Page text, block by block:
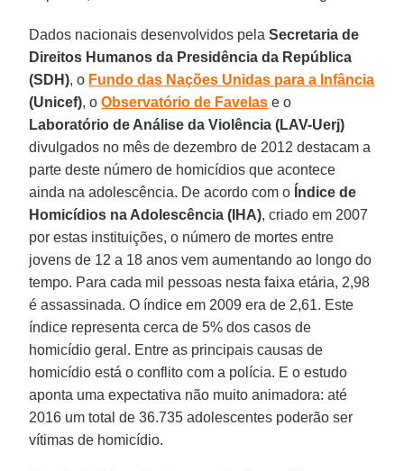
Dados nacionais desenvolvidos pelaSecretaria de
Direitos Humanos da Presidência da República
(SDH), o Fundo das Nações Unidas para a Infância
(Unicef), oObservatório de Favelas e o
Laboratório de Análise da Violência (LAV-Uerj)
divulgados no mês de dezembro de 2012 destacam a
parte deste número de homicídios que acontece
ainda na adolescência. De acordo com o Índice de
Homicídios na Adolescência (IHA), criado em 2007
por estas instituições, o número de mortes entre
jovens de 12 a 18 anos vem aumentando ao longo do
tempo. Para cada mil pessoas nesta faixa etária, 2,98
é assassinada. O índice em 2009 era de 2,61. Este
índice representa cerca de 5% dos casos de
homicídio geral. Entre as principais causas de
homicídio está o conflito com a polícia. E o estudo
aponta uma expectativa não muito animadora: até
2016 um total de 36.735 adolescentes poderão ser
vítimas de homicídio.